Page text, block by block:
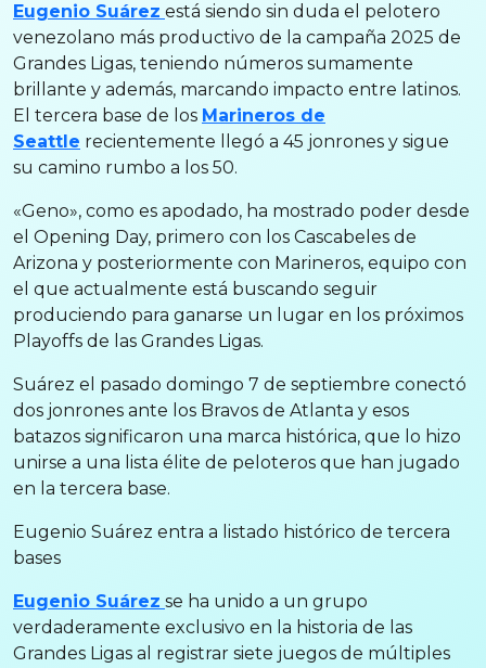
Eugenio Suárez está siendo sin duda el pelotero
venezolano más productivo de la campaña 2025 de
Grandes Ligas, teniendo números sumamente
brillante y además, marcando impacto entre latinos.
El tercera base de los Marineros de
Seattle recientemente llegó a 45 jonrones y sigue
su camino rumbo a los 50.
«Geno», como es apodado, ha mostrado poder desde
el Opening Day, primero con los Cascabeles de
Arizona y posteriormente con Marineros, equipo con
el que actualmente está buscando seguir
produciendo para ganarse un lugar en los próximos
Playoffs de las Grandes Ligas.
Suárez el pasado domingo 7 de septiembre conectó
dos jonrones ante los Bravos de Atlanta y esos
batazos significaron una marca histórica, que lo hizo
unirse a una lista élite de peloteros que han jugado
en la tercera base.
Eugenio Suárez entra a listado histórico de tercera
bases
Eugenio Suárez se ha unido a un grupo
verdaderamente exclusivo en la historia de las
Grandes Ligas al registrar siete juegos de múltiples